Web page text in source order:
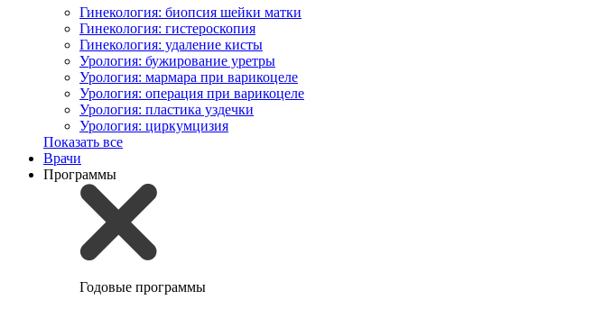
Гинекология: биопсия шейки матки
Гинекология: гистероскопия
Гинекология: удаление кисты
Урология: бужирование уретры
Урология: мармара при варикоцеле
Урология: операция при варикоцеле
Урология: пластика уздечки
Урология: циркумцизия
Показать все
Врачи
Программы
Годовые программы